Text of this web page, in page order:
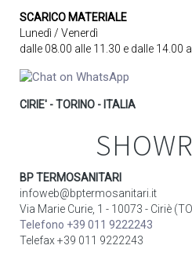
SCARICO MATERIALE
Lunedì / Venerdì
dalle 08.00 alle 11.30 e dalle 14.00
CIRIE' - TORINO - ITALIA
BP TERMOSANITARI
infoweb@bptermosanitari.it
Via Marie Curie, 1 - 10073 - Ciriè
Telefono +39 011 9222243
Telefax +39 011 9222243